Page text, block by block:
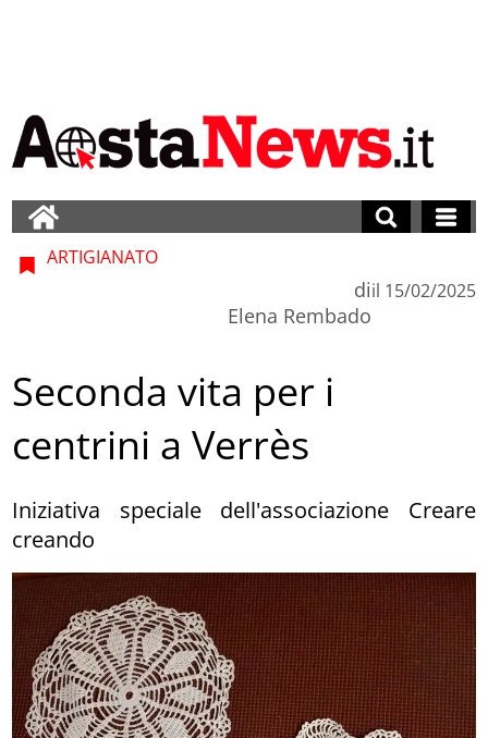
ARTIGIANATO
di
Elena Rembado
il 15/02/2025
Seconda vita per i
centrini a Verrès
Iniziativa speciale dell'associazione Creare
creando